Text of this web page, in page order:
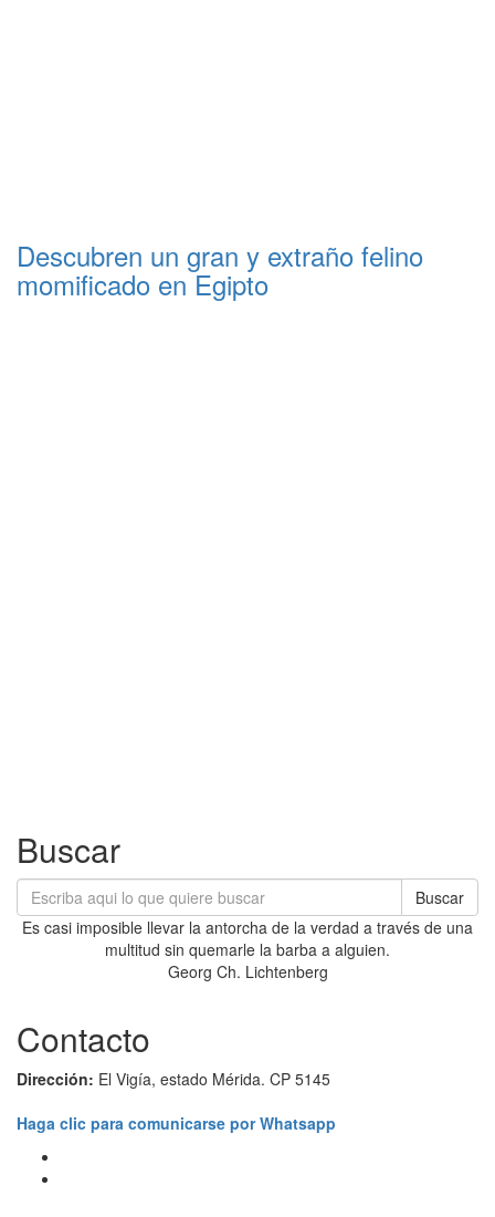
Descubren un gran y extraño felino
momificado en Egipto
Buscar
Buscar
Es casi imposible llevar la antorcha de la verdad a través de una
multitud sin quemarle la barba a alguien.
Georg Ch. Lichtenberg
Contacto
Dirección: El Vigía, estado Mérida. CP 5145
Haga clic para comunicarse por Whatsapp